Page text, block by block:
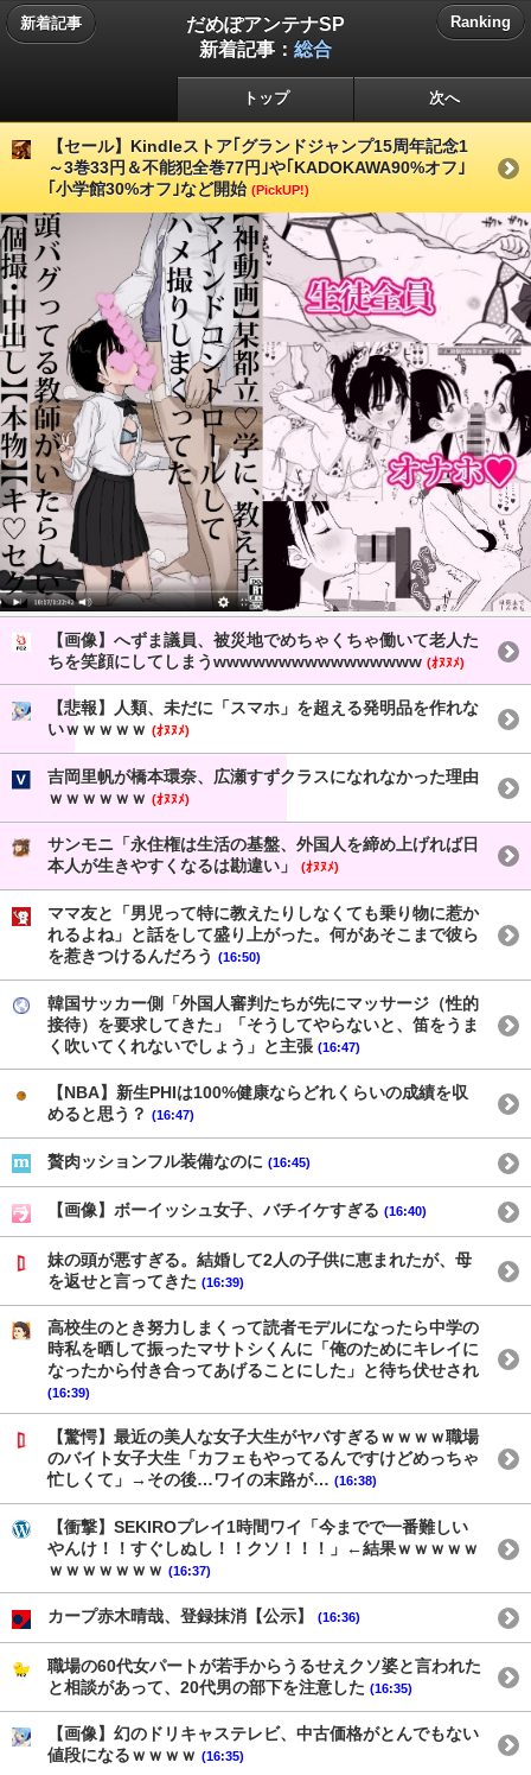
新着記事
だめぽアンテナSP
新着記事： 総合
Ranking
トップ 次へ
【セール】Kindleストア｢グランドジャンプ15周年記念1
～3巻33円＆不能犯全巻77円｣や｢KADOKAWA90%オフ｣
｢小学館30%オフ｣など開始 (PickUP!)
【画像】へずま議員、被災地でめちゃくちゃ働いて老人た
ちを笑顔にしてしまうwwwwwwwwwwwwwwww (ｵﾇﾇﾒ)
【悲報】人類、未だに「スマホ」を超える発明品を作れな
いｗｗｗｗｗ (ｵﾇﾇﾒ)
吉岡里帆が橋本環奈、広瀬すずクラスになれなかった理由
ｗｗｗｗｗｗ (ｵﾇﾇﾒ)
サンモニ「永住権は生活の基盤、外国人を締め上げれば日
本人が生きやすくなるは勘違い」
(ｵﾇﾇﾒ)
ママ友と「男児って特に教えたりしなくても乗り物に惹か
れるよね」と話をして盛り上がった。何があそこまで彼ら
を惹きつけるんだろう (16:50)
韓国サッカー側「外国人審判たちが先にマッサージ（性的
接待）を要求してきた」「そうしてやらないと、笛をうま
く吹いてくれないでしょう」と主張 (16:47)
【NBA】新生PHIは100%健康ならどれくらいの成績を収
めると思う？ (16:47)
贅肉ッションフル装備なのに (16:45)
【画像】ボーイッシュ女子、バチイケすぎる (16:40)
妹の頭が悪すぎる。結婚して2人の子供に恵まれたが、母
を返せと言ってきた (16:39)
高校生のとき努力しまくって読者モデルになったら中学の
時私を晒して振ったマサトシくんに「俺のためにキレイに
なったから付き合ってあげることにした」と待ち伏せされ
(16:39)
【驚愕】最近の美人な女子大生がヤバすぎるｗｗｗｗ職場
のバイト女子大生「カフェもやってるんですけどめっちゃ
忙しくて」→その後…ワイの末路が… (16:38)
【衝撃】SEKIROプレイ1時間ワイ「今までで一番難しい
やんけ！！すぐしぬし！！クソ！！！」←結果ｗｗｗｗｗ
ｗｗｗｗｗｗｗ (16:37)
カープ赤木晴哉、登録抹消【公示】 (16:36)
職場の60代女パートが若手からうるせえクソ婆と言われた
と相談があって、20代男の部下を注意した (16:35)
【画像】幻のドリキャステレビ、中古価格がとんでもない
値段になるｗｗｗｗ (16:35)